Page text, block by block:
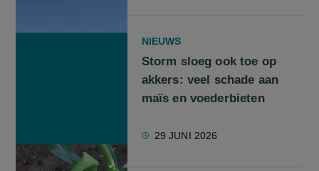
NIEUWS
Storm sloeg ook toe op
akkers: veel schade aan
maïs en voederbieten
29 JUNI 2026